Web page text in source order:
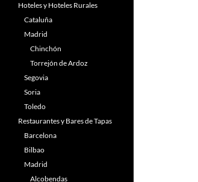
Hoteles y Hoteles Rurales
Cataluña
Madrid
Chinchón
Torrejón de Ardoz
Segovia
Soria
Toledo
Restaurantes y Bares de Tapas
Barcelona
Bilbao
Madrid
Alcobendas